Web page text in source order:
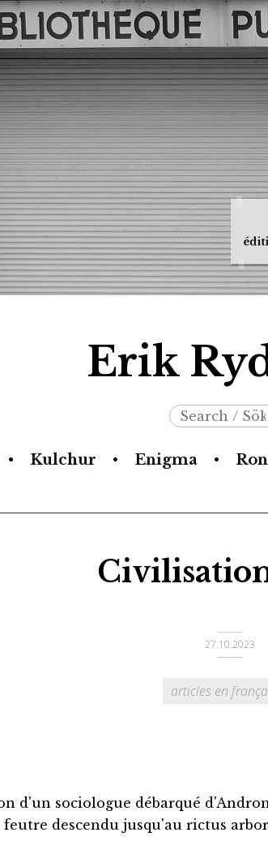
Jump to
Erik
Search
Sök
Kulchur Enigma
27.10.2023
articles en
d'un sociologue débarqué
descendu jusqu'au rictus